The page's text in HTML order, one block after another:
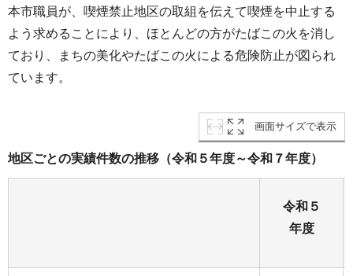
本市職員が、喫煙禁止地区の取組を伝えて喫煙を中止する
よう求めることにより、ほとんどの方がたばこの火を消し
ており、まちの美化やたばこの火による危険防止が図られ
ています。
画面サイズで表示
地区ごとの実績件数の推移（令和５年度～令和７年度）
令和５
年度